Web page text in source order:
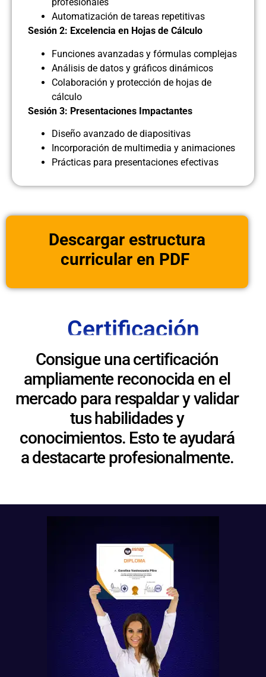
profesionales
Automatización de tareas repetitivas
Sesión 2: Excelencia en Hojas de Cálculo
Funciones avanzadas y fórmulas complejas
Análisis de datos y gráficos dinámicos
Colaboración y protección de hojas de
cálculo
Sesión 3: Presentaciones Impactantes
Diseño avanzado de diapositivas
Incorporación de multimedia y animaciones
Prácticas para presentaciones efectivas
Descargar estructura
curricular en PDF
Certificación
Consigue una certificación
ampliamente reconocida en el
mercado para respaldar y validar
tus habilidades y
conocimientos. Esto te ayudará
a destacarte profesionalmente.